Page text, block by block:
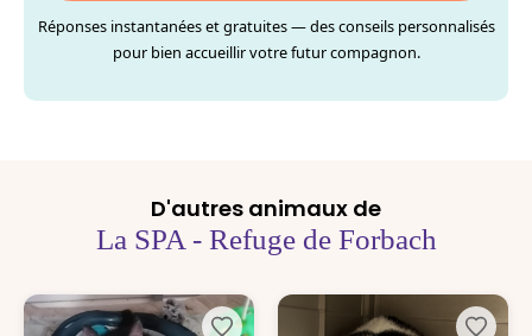
Réponses instantanées et gratuites — des conseils personnalisés
pour bien accueillir votre futur compagnon.
D'autres animaux de
La SPA - Refuge de Forbach